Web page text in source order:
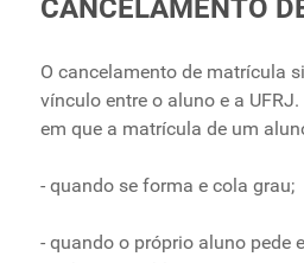
Ministério da Defesa
Ministério da Economia
Ministério da Infraestrutura
Ministério da Educação
Ministério da Saúde
CANCELAMENTO
O cancelamento de matrícula
vínculo entre o aluno e a
em que a matrícula de um
- quando se forma e cola grau;
- quando o próprio aluno pede